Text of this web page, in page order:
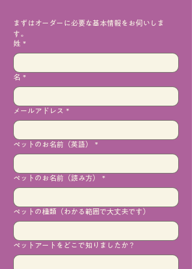
まずはオーダーに必要な基本情報をお伺いしま
す。
姓 *
名 *
メールアドレス *
ペットのお名前（英語） *
ペットのお名前（読み方） *
ペットの種類（わかる範囲で大丈夫です）
ペットアートをどこで知りましたか？